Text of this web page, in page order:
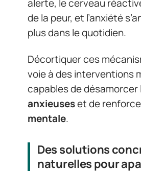
alerte, le cerveau
de la peur, et l’anxiété
plus dans le quotidien.
Décortiquer ces
voie à des interventions
capables de désamorcer
anxieuseset de
mentale.
Des solutions
naturelles pour